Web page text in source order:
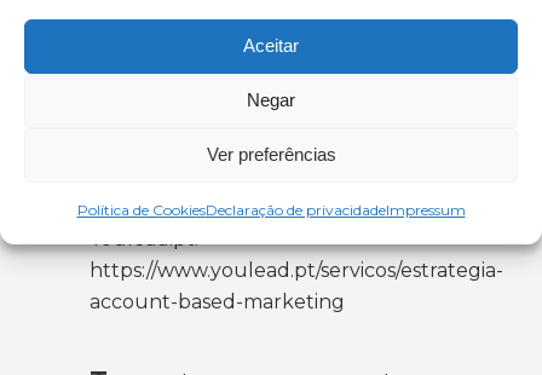
Aceitar
Negar
Ver preferências
Política de CookiesDeclaração de privacidadeImpressum
Optimizely. (2023).Account based
. Optimizely.
glossary/account-based-marketing/
Account-Based Marketing.
Youlead.pt.
https://www.youlead.pt/servicos/estrategia-
account-based-marketing